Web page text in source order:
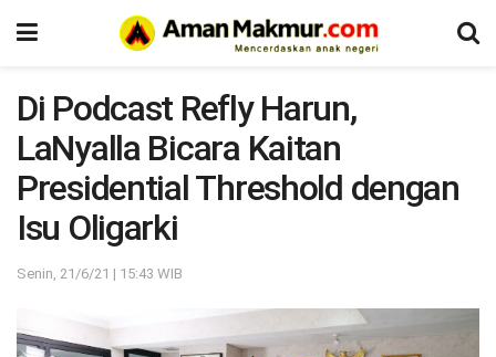
Di Podcast Refly Harun,
LaNyalla Bicara Kaitan
Presidential Threshold dengan
Isu Oligarki
Senin, 21/6/21 | 15:43 WIB